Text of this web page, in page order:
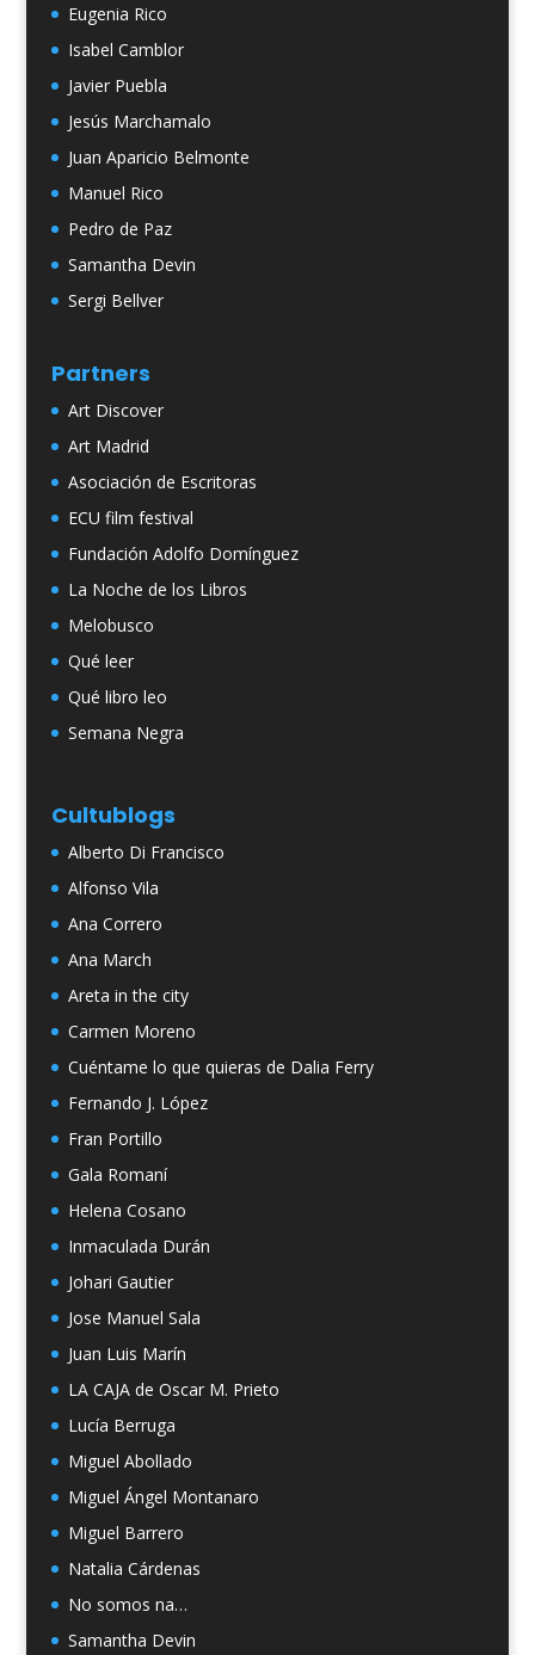
Eugenia Rico
Isabel Camblor
Javier Puebla
Jesús Marchamalo
Juan Aparicio Belmonte
Manuel Rico
Pedro de Paz
Samantha Devin
Sergi Bellver
Partners
Art Discover
Art Madrid
Asociación de Escritoras
ECU film festival
Fundación Adolfo Domínguez
La Noche de los Libros
Melobusco
Qué leer
Qué libro leo
Semana Negra
Cultublogs
Alberto Di Francisco
Alfonso Vila
Ana Correro
Ana March
Areta in the city
Carmen Moreno
Cuéntame lo que quieras de Dalia Ferry
Fernando J. López
Fran Portillo
Gala Romaní
Helena Cosano
Inmaculada Durán
Johari Gautier
Jose Manuel Sala
Juan Luis Marín
LA CAJA de Oscar M. Prieto
Lucía Berruga
Miguel Abollado
Miguel Ángel Montanaro
Miguel Barrero
Natalia Cárdenas
No somos na…
Samantha Devin